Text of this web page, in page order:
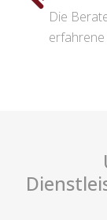
Die